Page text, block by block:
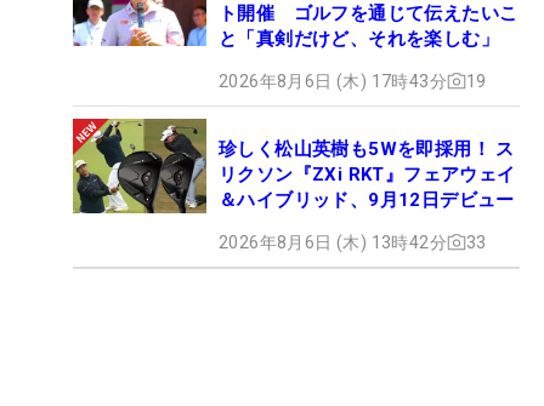
ト開催 ゴルフを通じて伝えたいこ
と「真剣だけど、それを楽しむ」
2026年8月6日 (木) 17時43分 19
珍しく松山英樹も5Wを即採用！ ス
リクソン『ZXi RKT』フェアウェイ
＆ハイブリッド、9月12日デビュー
2026年8月6日 (木) 13時42分 33